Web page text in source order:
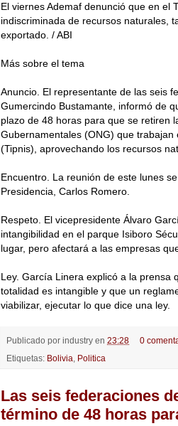
El viernes Ademaf denunció que en el
indiscriminada de recursos naturales,
exportado. / ABI
Más sobre el tema
Anuncio. El representante de las seis
Gumercindo Bustamante, informó de
plazo de 48 horas para que se retiren
Gubernamentales (ONG) que
(Tipnis), aprovechando los recursos
Encuentro. La reunión de este lunes
Presidencia, Carlos Romero.
Respeto. El vicepresidente Álvaro
intangibilidad en el parque Isiboro
lugar, pero afectará a las empresas
Ley. García Linera explicó a la prensa
totalidad es intangible y que un
viabilizar, ejecutar lo que dice una ley.
Publicado por industry en 23:28
0
Etiquetas: Bolivia Politica
Las seis federaciones
término de 48 horas